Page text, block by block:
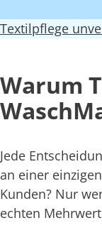
Textilpflege
Warum
Jede
an einer
Kunden? Nur
echten